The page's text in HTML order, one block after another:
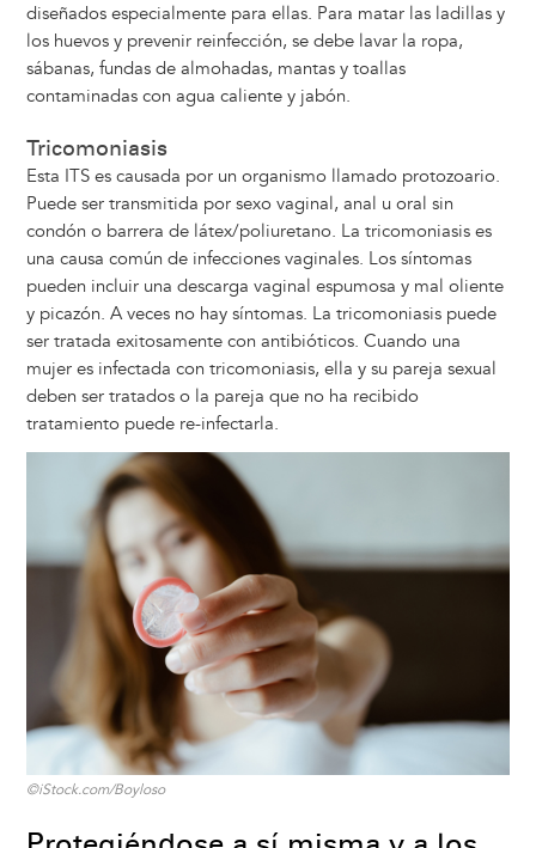
diseñados especialmente para ellas. Para matar las ladillas y
los huevos y prevenir reinfección, se debe lavar la ropa,
sábanas, fundas de almohadas, mantas y toallas
contaminadas con agua caliente y jabón.
Tricomoniasis
Esta ITS es causada por un organismo llamado protozoario.
Puede ser transmitida por sexo vaginal, anal u oral sin
condón o barrera de látex/poliuretano. La tricomoniasis es
una causa común de infecciones vaginales. Los síntomas
pueden incluir una descarga vaginal espumosa y mal oliente
y picazón. A veces no hay síntomas. La tricomoniasis puede
ser tratada exitosamente con antibióticos. Cuando una
mujer es infectada con tricomoniasis, ella y su pareja sexual
deben ser tratados o la pareja que no ha recibido
tratamiento puede re-infectarla.
©iStock.com/Boyloso